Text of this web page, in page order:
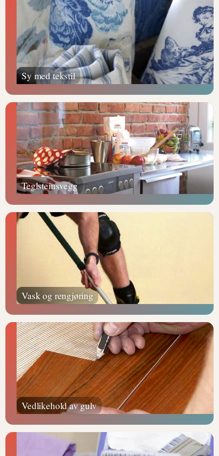
Sy med tekstil
Teglsteinsvegg
Vask og rengjøring
Vedlikehold av gulv